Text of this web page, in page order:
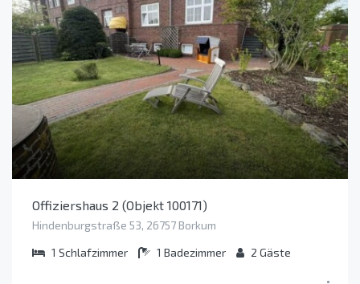
Offiziershaus 2 (Objekt 100171)
Hindenburgstraße 53, 26757 Borkum
1 Schlafzimmer 1 Badezimmer 2 Gäste